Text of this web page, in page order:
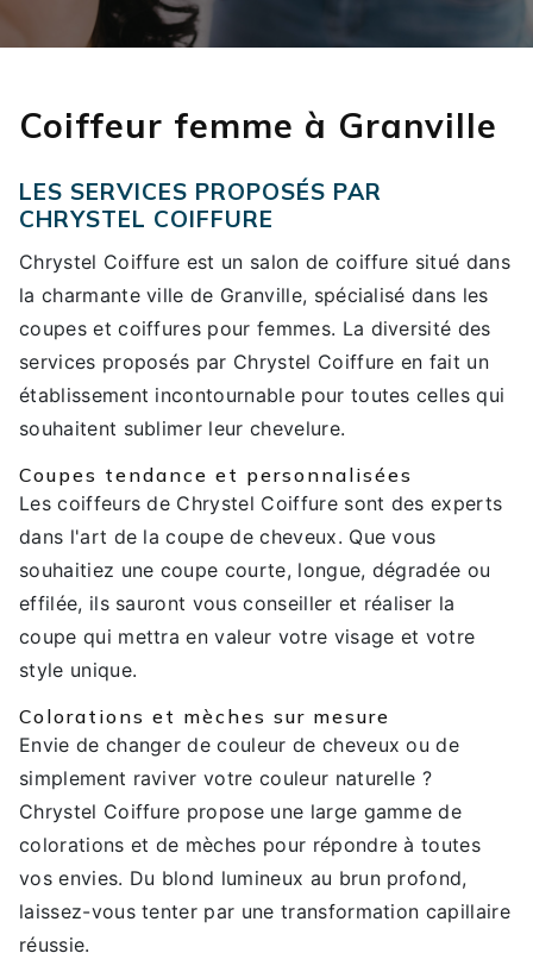
Coiffeur femme à Granville
LES SERVICES PROPOSÉS PAR
CHRYSTEL COIFFURE
Chrystel Coiffure est un salon de coiffure situé dans
la charmante ville de Granville, spécialisé dans les
coupes et coiffures pour femmes. La diversité des
services proposés par Chrystel Coiffure en fait un
établissement incontournable pour toutes celles qui
souhaitent sublimer leur chevelure.
Coupes tendance et personnalisées
Les coiffeurs de Chrystel Coiffure sont des experts
dans l'art de la coupe de cheveux. Que vous
souhaitiez une coupe courte, longue, dégradée ou
effilée, ils sauront vous conseiller et réaliser la
coupe qui mettra en valeur votre visage et votre
style unique.
Colorations et mèches sur mesure
Envie de changer de couleur de cheveux ou de
simplement raviver votre couleur naturelle ?
Chrystel Coiffure propose une large gamme de
colorations et de mèches pour répondre à toutes
vos envies. Du blond lumineux au brun profond,
laissez-vous tenter par une transformation capillaire
réussie.